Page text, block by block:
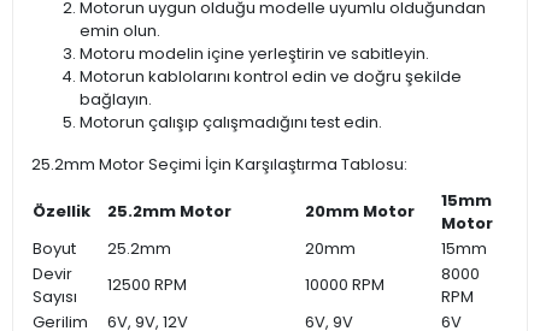
Motorun uygun olduğu modelle uyumlu olduğundan
emin olun.
Motoru modelin içine yerleştirin ve sabitleyin.
Motorun kablolarını kontrol edin ve doğru şekilde
bağlayın.
Motorun çalışıp çalışmadığını test edin.
25.2mm Motor Seçimi İçin Karşılaştırma Tablosu:
Özellik 25.2mm Motor 20mm Motor
15mm
Motor
Boyut
25.2mm 20mm
15mm
Devir
Sayısı
12500 RPM 10000 RPM
8000
RPM
Gerilim
6V, 9V, 12V 6V, 9V 6V